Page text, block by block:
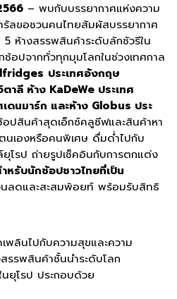
– พบกับบรรยากาศแห่งความ
ลขอชวนคนไทยสัมผัสบรรยากาศ
ห้างสรรพสินค้าระดับลักชัวรีใน
ช้อปจากทั่วทุกมุมโลกในช่วงเทศกาล
ประเทศอังกฤษ
าลี ห้าง KaDeWe ประเทศ
เดนมาร์ก และห้าง Globus ประ
ปสินค้าสุดเอ็กซ์คลูซีฟและสินค้าหา
นเองหรือคนพิเศษ ดื่มด่ำไปกับ
โรป ถ่ายรูปเช็คอินกับการตกแต่ง
หรับนักช้อปชาวไทยที่เป็น
นลดและสะสมพ้อยท์ พร้อมรับสิทธิ
พลินไปกับความสุขและความ
รรพสินค้าชั้นนำระดับโลก
ยุโรป ประกอบด้วย